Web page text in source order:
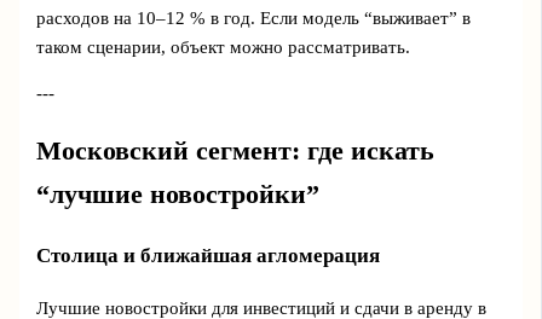
расходов на 10–12 % в год. Если модель “выживает” в
таком сценарии, объект можно рассматривать.
---
Московский сегмент: где искать
“лучшие новостройки”
Столица и ближайшая агломерация
Лучшие новостройки для инвестиций и сдачи в аренду в